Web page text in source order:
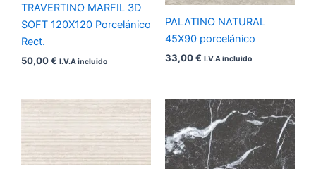
TRAVERTINO MARFIL 3D
SOFT 120X120 Porcelánico
Rect.
50,00€ I.V.A incluido
PALATINO NATURAL
45X90 porcelánico
33,00€ I.V.A incluido